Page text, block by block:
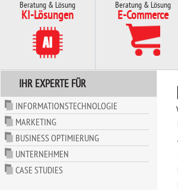
Beratung & Lösung
KI-Lösungen
Beratung & Lösung
E-Commerce
IHR EXPERTE FÜR
INFORMATIONSTECHNOLOGIE
MARKETING
BUSINESS OPTIMIERUNG
UNTERNEHMEN
CASE STUDIES